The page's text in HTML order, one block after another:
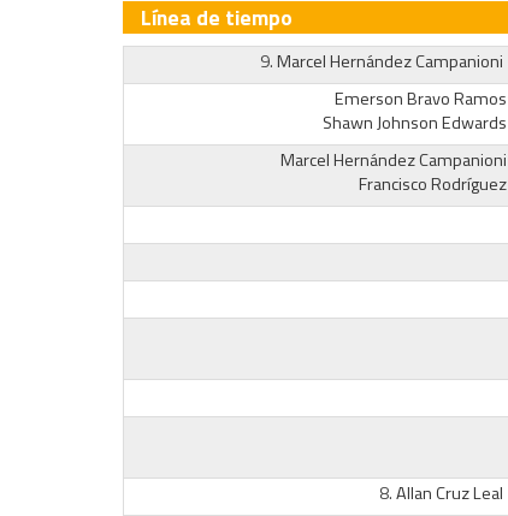
Línea de tiempo
9.Marcel Hernández Campanioni
Emerson Bravo Ramos
Shawn Johnson Edwards
Marcel Hernández Campanioni
Francisco Rodríguez
8.Allan Cruz Leal